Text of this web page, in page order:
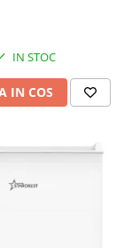
IN STOC
IN COS